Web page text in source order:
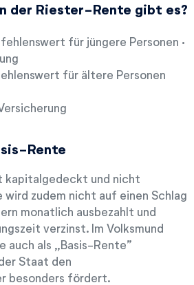
der Riester-Rente gibt es?
für jüngere Personen ·
für ältere Personen
Rente
kapitalgedeckt und nicht
wird zudem nicht auf einen Schlag
monatlich ausbezahlt und
verzinst. Im Volksmund
auch als „Basis-Rente”
Staat den
besonders fördert.